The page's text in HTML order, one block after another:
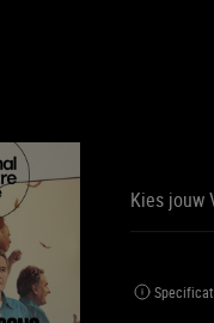
Kies jouw
BIJ